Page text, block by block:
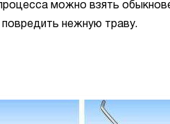
можно взять
нежную траву.